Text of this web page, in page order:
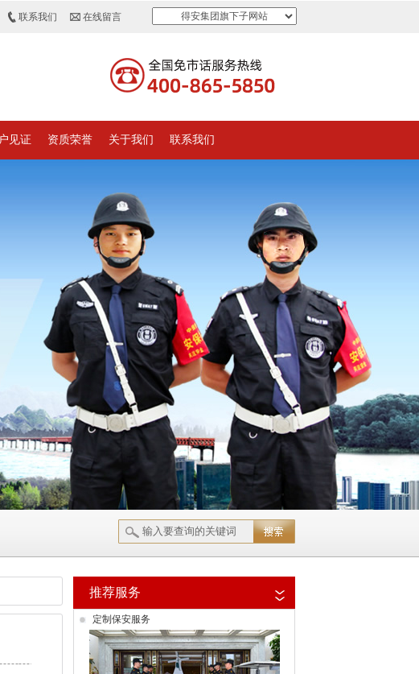
联系我们 在线留言 得安集团旗下子网站
见证 资质荣誉 关于我们 联系我们
推荐服务
定制保安服务